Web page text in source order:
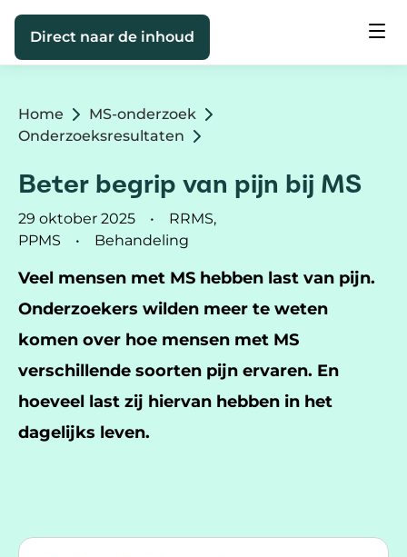
Direct naar de inhoud
Home
MS-onderzoek
Onderzoeksresultaten
Beter begrip van pijn bij MS
29 oktober 2025
RRMS,
PPMS
Behandeling
Veel mensen met MS hebben last van pijn.
Onderzoekers wilden meer te weten
komen over hoe mensen met MS
verschillende soorten pijn ervaren. En
hoeveel last zij hiervan hebben in het
dagelijks leven.